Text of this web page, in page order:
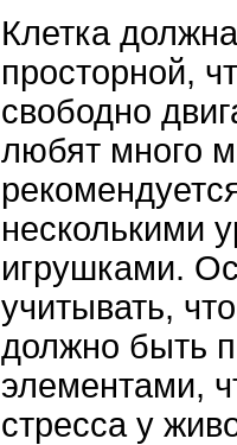
Клетка
просторной,
свободно
любят много
несколькими
игрушками.
учитывать,
должно быть
элементами,
стресса у